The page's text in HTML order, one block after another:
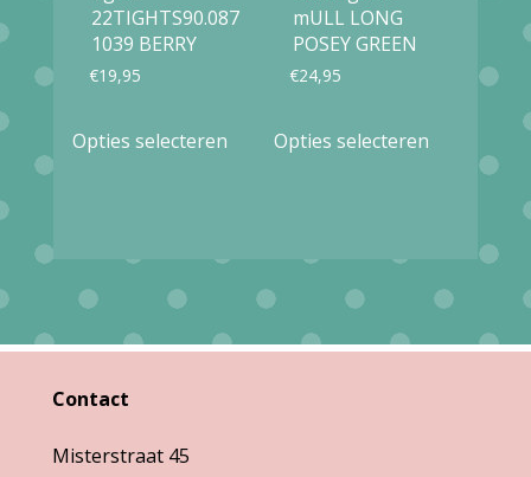
op
productpagina
22TIGHTS90.087
1039 BERRY
€19,95
Opties selecteren
product
variaties.
Deze
optie
mULL LONG
POSEY GREEN
€24,95
Opties selecteren
product
variaties.
Deze
optie
Contact
Misterstraat 45